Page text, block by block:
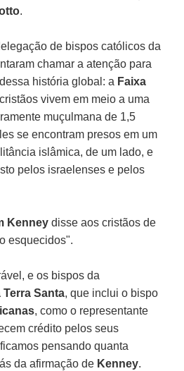
.
de bispos católicos da
chamar a atenção para
história global: a Faixa
vivem em meio a uma
muçulmana de 1,5
se encontram presos em um
islâmica, de um lado, e
pelos israelenses e pelos
Kenneydisse aos cristãos de
esquecidos".
e os bispos da
Santa, que inclui o bispo
, como o representante
crédito pelos seus
pensando quanta
da afirmação de Kenney.